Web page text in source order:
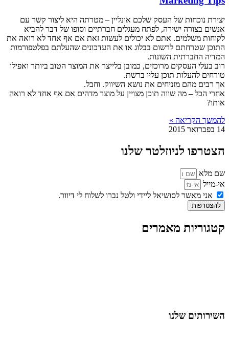
יצירת נוכחות של העסק שלכם אונליין – מטרתה היא ליצור קשר עם
אנשים בצורה ישירה, לפתח מעגלים חברתיים וסופו של דבר להביא
לקוחות משלמים. אתם לא יכולים לעשות זאת אם אף אחד לא רואה את
התוכן שטרחתם לרשום בבלוג או את העדכונים שהעלתם בפלטפורמות
המדיה החברתית השונות.
רוב בעלי העסקים מרוכזים, כמובן בלייצר את המוצר הטוב ביותר ואפילו
טורחים להעלות תוכן עליו ברשת.
אך רבים מהם מזניחים את נושא השיווק. וחבל.
אחרי הכל – מה שווה תוכן מצויין על מוצר מדהים אם אף אחד לא רואה
אותו?
להמשך הקריאה »
14 בפברואר 2015
הצטרפו לניוזלטר שלנו
שם מלא
אי-מייל
אני מאשר לסושיאל ליידי ולטל נברו לשלוח לי דיוור.
להצטרפות
קטגוריות מאמרים
השירותים שלנו